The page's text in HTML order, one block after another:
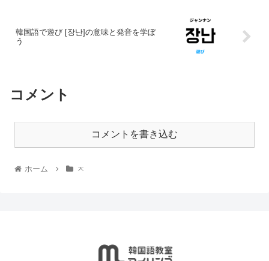
韓国語で遊び [장난]の意味と発音を学ぼ
う
コメント
コメントを書き込む
ホーム ㅈ